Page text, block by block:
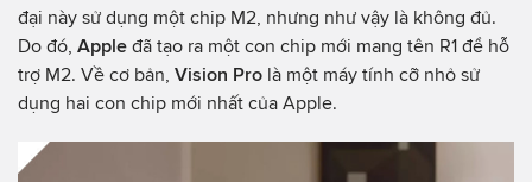
đại này sử dụng một chip M2, nhưng như vậy là không đủ.
Do đó, Apple đã tạo ra một con chip mới mang tên R1 để hỗ
trợ M2. Về cơ bản, Vision Pro là một máy tính cỡ nhỏ sử
dụng hai con chip mới nhất của Apple.